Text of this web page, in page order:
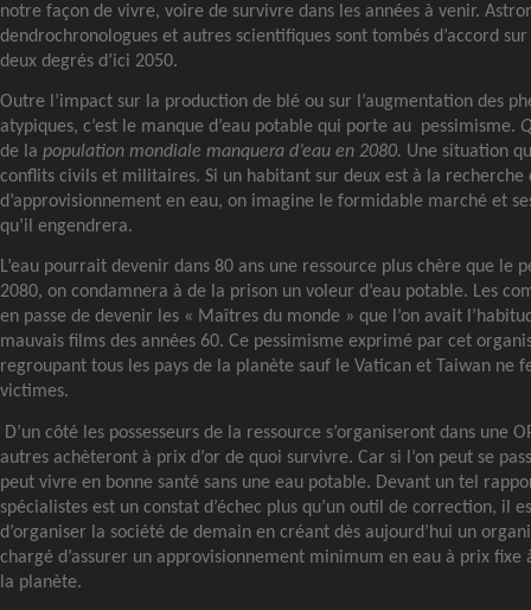
notre façon de vivre, voire de survivre dans les années à venir.
dendrochronologues et autres scientifiques sont tombés d’accord
deux degrés d’ici 2050.
Outre l’impact sur la production de blé ou sur l’augmentation des
atypiques, c’est le manque d’eau potable qui porte au pessimisme.
de la population mondiale manquera d’eau en 2080. Une situation
conflits civils et militaires. Si un habitant sur deux est à la recherche
d’approvisionnement en eau, on imagine le formidable marché et
qu’il engendrera.
L’eau pourrait devenir dans 80 ans une ressource plus chère que le
2080, on condamnera à de la prison un voleur d’eau potable. Les
en passe de devenir les « Maîtres du monde » que l’on avait
mauvais films des années 60. Ce pessimisme exprimé par cet
regroupant tous les pays de la planète sauf le Vatican et Taiwan ne
victimes.
D’un côté les possesseurs de la ressource s’organiseront dans une
autres achèteront à prix d’or de quoi survivre. Car si l’on peut se
peut vivre en bonne santé sans une eau potable. Devant un tel
spécialistes est un constat d’échec plus qu’un outil de correction, il
d’organiser la société de demain en créant dès aujourd’hui un
chargé d’assurer un approvisionnement minimum en eau à prix fixe
la planète.